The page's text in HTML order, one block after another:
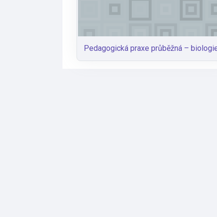
Pedagogická praxe průběžná –